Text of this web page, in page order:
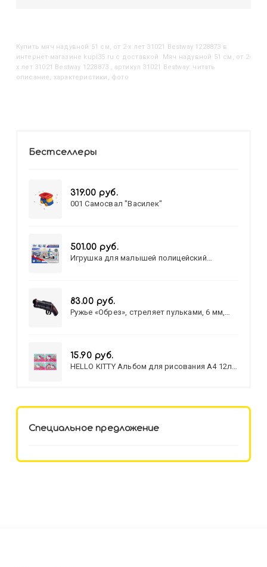
Купить Мяч надувной 51 см, от 2-х лет 31021 Bestway 1228873 в
интернет-магазине kupi35.ru с доставкой. Мяч надувной 51 см, от 2-
х лет 31021 Bestway 1228873 , артикул 31021 Bestway: читать
описание, характеристики, фото
Бестселлеры
319.00 руб.
001 Самосвал "Василек"
501.00 руб.
Игрушка для малышей полицейский
83.00 руб.
Ружье «Обрез», стреляет пульками, 6 мм,
15.90 руб.
HELLO KITTY Альбом для рисования А4 12л.
Специальное предложение